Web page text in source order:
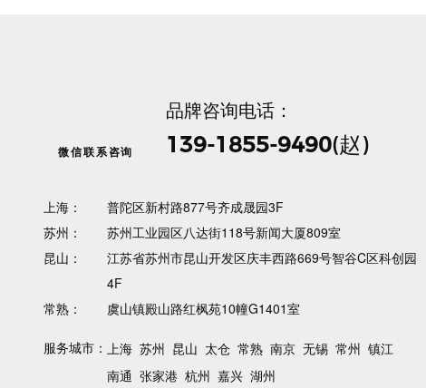
微信联系咨询
品牌咨询电话：
139-1855-9490(赵)
上海：
普陀区新村路877号齐成晟园3F
苏州：
苏州工业园区八达街118号新闻大厦809室
昆山：
江苏省苏州市昆山开发区庆丰西路669号智谷C区科创园
4F
常熟：
虞山镇殿山路红枫苑10幢G1401室
服务城市： 上海 苏州 昆山 太仓 常熟 南京 无锡 常州 镇江
南通 张家港 杭州 嘉兴 湖州